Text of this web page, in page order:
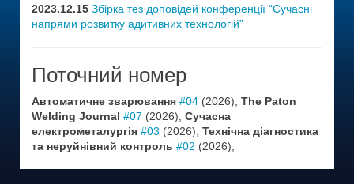
2023.12.15 Збірка тез доповідей конференції “Сучасні
напрями розвитку адитивних технологій”
Поточний номер
Автоматичне зварювання #04 (2026), The Paton
Welding Journal #07 (2026), Сучасна
електрометалургія #03 (2026), Технічна діагностика
та неруйнівний контроль #02 (2026),